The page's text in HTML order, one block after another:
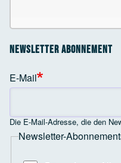
Newsletter Abonnement
E-Mail
Die E-Mail-Adresse, die den
Newsletter-